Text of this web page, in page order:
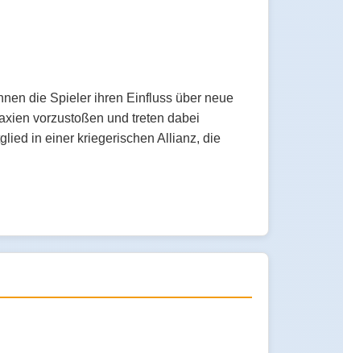
die Spieler ihren Einfluss über neue
vorzustoßen und treten dabei
in einer kriegerischen Allianz, die